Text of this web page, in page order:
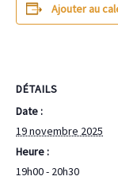
Ajouter au
DÉTAILS
Date :
19 novembre 2025
Heure :
19h00 - 20h30